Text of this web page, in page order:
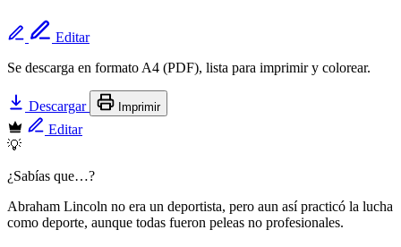
Editar
Se descarga en formato A4 (PDF), lista para imprimir y colorear.
Descargar Imprimir
Editar
💡
¿Sabías que…?
Abraham Lincoln no era un deportista, pero aun así practicó la lucha
como deporte, aunque todas fueron peleas no profesionales.